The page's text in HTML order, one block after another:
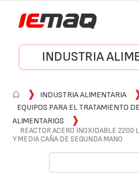
INDUSTRIA
⌂
INDUSTRIA ALIMENTARIA
EQUIPOS PARA EL TRATAMIENTO
ALIMENTARIOS
REACTOR ACERO INOXIDABLE 2200
Y MEDIA CAÑA DE SEGUNDA MANO